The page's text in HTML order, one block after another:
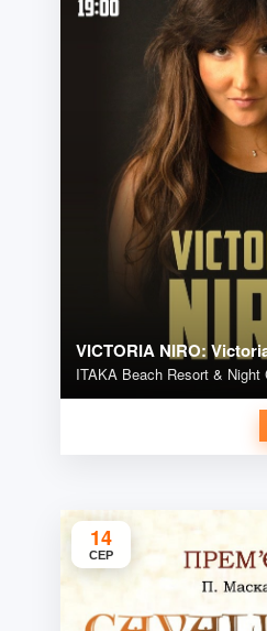
VICTORIA NIRO:
ITAKA Beach Resort & Night
14
СЕР